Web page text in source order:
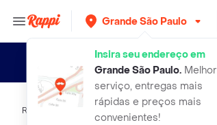
Grande São Paulo
Insira seu endereço em
Grande São Paulo.Melhor
serviço, entregas mais
rápidas e preços mais
convenientes!
Rappi swift file de peito em tiras